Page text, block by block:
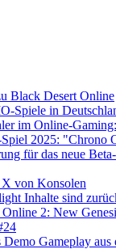
Black Desert Online
Spiele in
im Online-
2025: "Chrono
für das neue
von Konsolen
Inhalte sind
Online 2: New
Demo Gameplay